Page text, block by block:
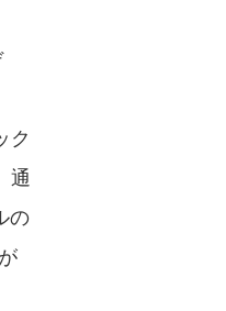
ク
通
の